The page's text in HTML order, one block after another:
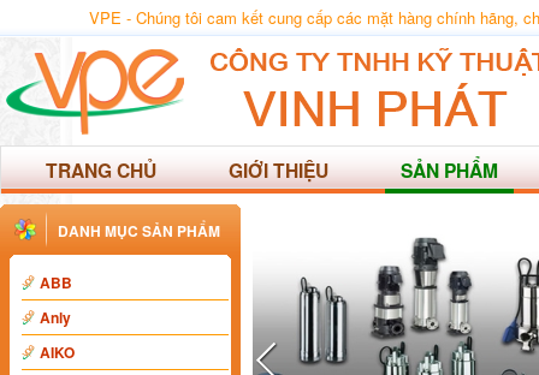
VPE - Chúng tôi cam kết cung cấp các mặt hàng chính hãng,
TRANG CHỦ GIỚI THIỆU SẢN PHẨM
DANH MỤC SẢN PHẨM
ABB
Anly
AIKO